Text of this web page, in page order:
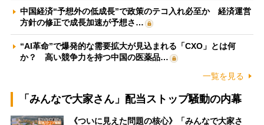
中国経済“予想外の低成長”で政策のテコ入れ必至か 経済運営
方針の修正で成長加速が予想さ…
“AI革命”で爆発的な需要拡大が見込まれる「CXO」とは何
か？ 高い競争力を持つ中国の医薬品…
一覧を見る
「みんなで大家さん」配当ストップ騒動の内幕
《ついに見えた問題の核心》「みんなで大家さ